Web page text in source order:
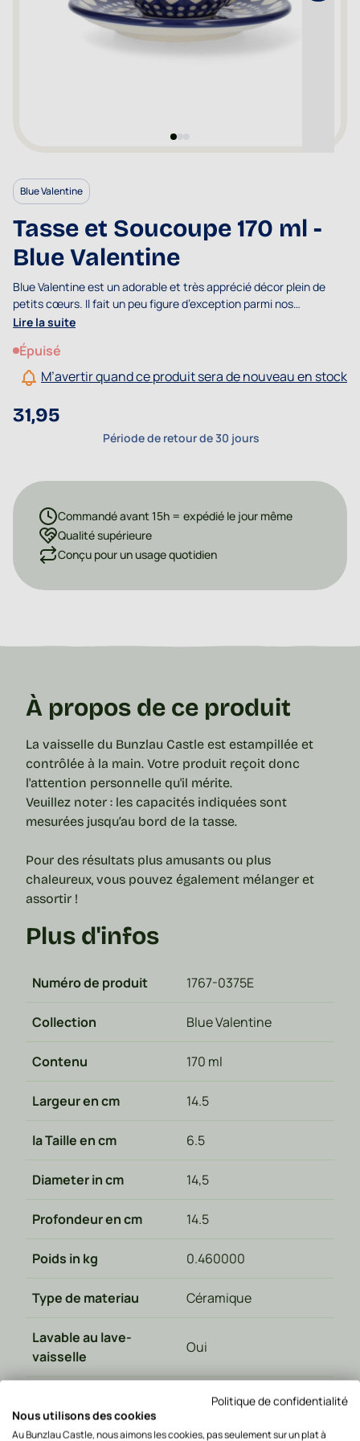
Blue Valentine
Tasse et Soucoupe 170 ml -
Blue Valentine
Blue Valentine est un adorable et très apprécié décor plein de
petits cœurs. Il fait un peu figure d’exception parmi nos
collections. Les produits affichant ce décor conviennent
Lire la suite
Épuisé
M’avertir quand ce produit sera de nouveau en stock
31,95
Période de retour de 30 jours
Commandé avant 15h = expédié le jour même
Qualité supérieure
Conçu pour un usage quotidien
À propos de ce produit
La vaisselle du Bunzlau Castle est estampillée et
contrôlée à la main. Votre produit reçoit donc
l'attention personnelle qu'il mérite.
Veuillez noter : les capacités indiquées sont
mesurées jusqu’au bord de la tasse.
Pour des résultats plus amusants ou plus
chaleureux, vous pouvez également mélanger et
assortir !
Plus d'infos
Numéro de produit 1767-0375E
Collection Blue Valentine
Contenu 170 ml
Largeur en cm 14.5
la Taille en cm 6.5
Diameter in cm 14,5
Profondeur en cm 14.5
Poids in kg 0.460000
Type de materiau Céramique
Lavable au lave-
vaisselle
Oui
Fabriqué en Pologne
Politique de confidentialité
Nous utilisons des cookies
Au Bunzlau Castle, nous aimons les cookies, pas seulement sur un plat à